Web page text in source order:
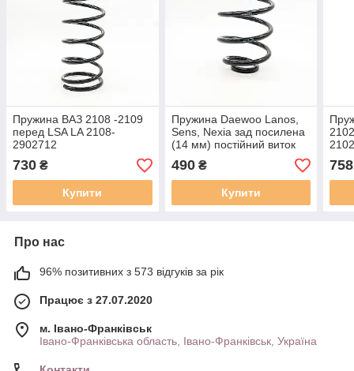
Пружина ВАЗ 2108 -2109
перед LSA LA 2108-
2902712
730 ₴
Купити
Пружина Daewoo Lanos,
Sens, Nexia зад посилена
(14 мм) постійний виток
LSA LA 96273938
490₴
Купити
758
Про нас
96% позитивних з 573 відгуків за рік
Працює з 27.07.2020
м. Івано-Франківськ
Івано-Франківська область, Івано-Франківськ, Україна